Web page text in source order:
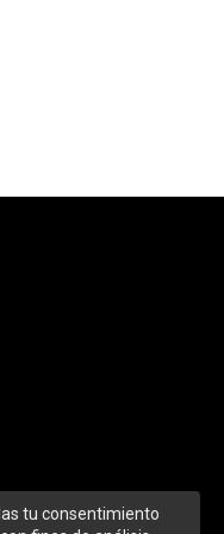
tu consentimiento